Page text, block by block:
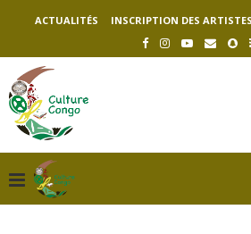
ACTUALITÉS INSCRIPTION DES